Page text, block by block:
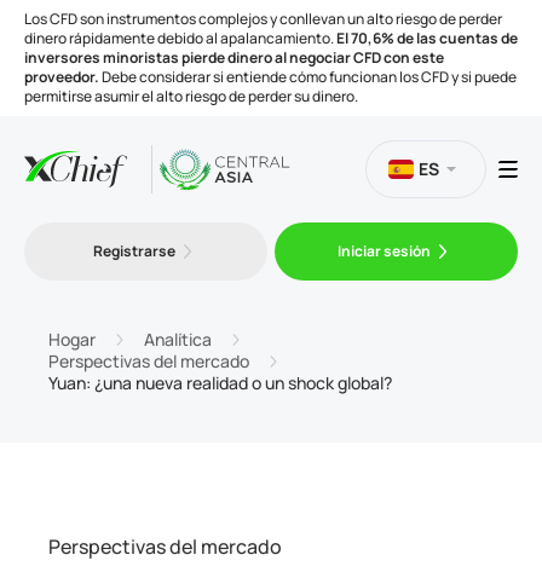
Los CFD son instrumentos complejos y conllevan un alto riesgo de perder
dinero rápidamente debido al apalancamiento.El 70,6% de las cuentas de
inversores minoristas pierde dinero al negociar CFD con este
proveedor.Debe considerar si entiende cómo funcionan los CFD y si puede
permitirse asumir el alto riesgo de perder su dinero.
Herramientas
ES
Registrarse Iniciar sesión
Hogar
Analítica
Perspectivas del mercado
Yuan: ¿una nueva realidad o un shock global?
Perspectivas del mercado